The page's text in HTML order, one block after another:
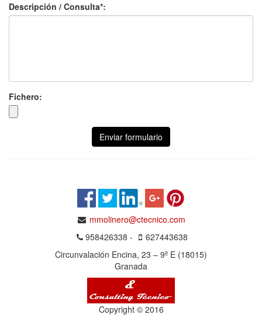
Descripción / Consulta*:
Fichero:
Enviar formulario
mmolinero@ctecnico.com
958426338 -
627443638
Circunvalación Encina, 23 – 9º E (18015)
Granada
Copyright © 2016